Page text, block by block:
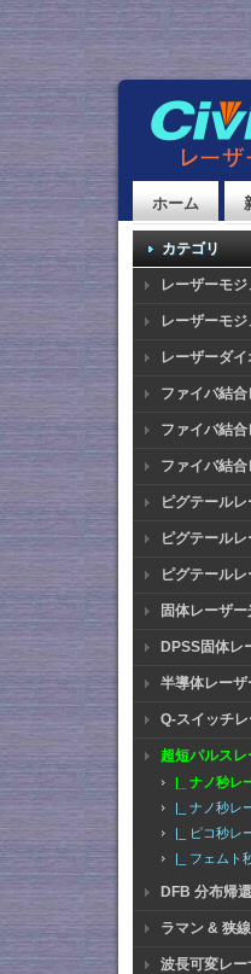
ホーム
カテゴリ
レーザーモ
レーザーモ
レーザーダ
ファイバ結
ファイバ結
ファイバ結
ピグテール
ピグテール
ピグテール
固体レーザ
DPSS固体レ
半導体レーザ
Q-スイッチ
超短パルス
|_ ナノ秒レ
|_ ナノ秒レ
|_ ピコ秒レ
|_ フェムト
DFB 分布帰
ラマン & 狭
波長可変レー